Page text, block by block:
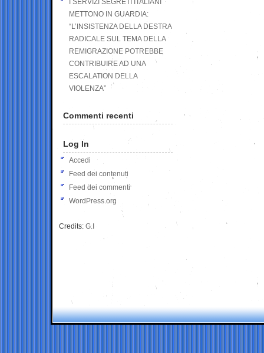
I SERVIZI SEGRETI ITALIANI
METTONO IN GUARDIA:
“L’INSISTENZA DELLA DESTRA
RADICALE SUL TEMA DELLA
REMIGRAZIONE POTREBBE
CONTRIBUIRE AD UNA
ESCALATION DELLA
VIOLENZA”
Commenti recenti
Log In
Accedi
Feed dei contenuti
Feed dei commenti
WordPress.org
Credits: G.I